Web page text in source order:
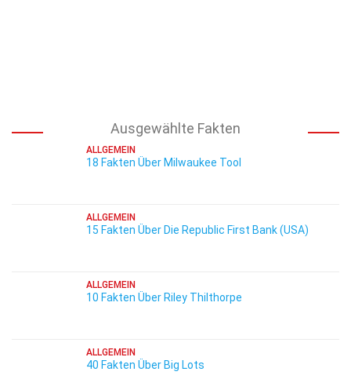
Ausgewählte Fakten
ALLGEMEIN
18 Fakten Über Milwaukee Tool
ALLGEMEIN
15 Fakten Über Die Republic First Bank (USA)
ALLGEMEIN
10 Fakten Über Riley Thilthorpe
ALLGEMEIN
40 Fakten Über Big Lots